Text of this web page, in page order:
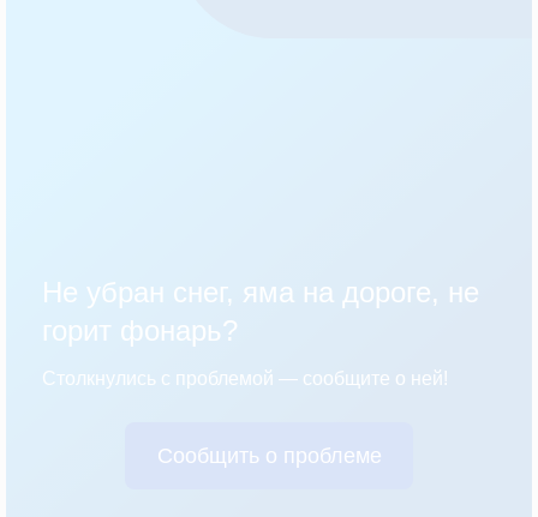
Не убран снег, яма на дороге, не
горит фонарь?
Столкнулись с проблемой — сообщите о ней!
Сообщить о проблеме